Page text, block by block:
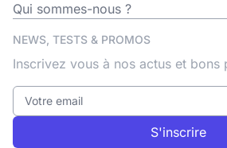
Qui sommes-nous ?
NEWS, TESTS & PROMOS
Inscrivez vous à nos actus et bons
S'inscrire